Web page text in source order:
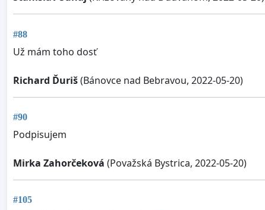
#88
Už mám toho dosť
Richard Ďuriš(Bánovce nad Bebravou, 2022-05-20)
#90
Podpisujem
Mirka Zahorčeková (Považská Bystrica, 2022-05-20)
#105